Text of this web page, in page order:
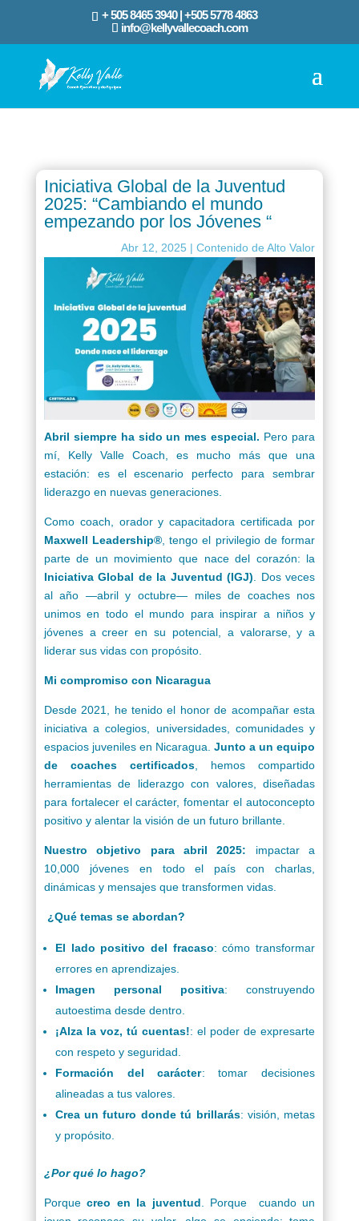
+ 505 8465 3940 | ‪+505 5778 4863‬
info@kellyvallecoach.com
Iniciativa Global de la Juventud
2025: “Cambiando el mundo
empezando por los Jóvenes “
Abr 12, 2025 |Contenido de Alto Valor
Abril siempre ha sido un mes especial. Pero para
mí, Kelly Valle Coach, es mucho más que una
estación: es el escenario perfecto para sembrar
liderazgo en nuevas generaciones.
Como coach, orador y capacitadora certificada por
Maxwell Leadership® , tengo el privilegio de formar
parte de un movimiento que nace del corazón: la
Iniciativa Global de la Juventud (IGJ) . Dos veces
al año —abril y octubre— miles de coaches nos
unimos en todo el mundo para inspirar a niños y
jóvenes a creer en su potencial, a valorarse, y a
liderar sus vidas con propósito.
Mi compromiso con Nicaragua
Desde 2021, he tenido el honor de acompañar esta
iniciativa a colegios, universidades, comunidades y
espacios juveniles en Nicaragua.Junto a un equipo
de coaches certificados , hemos compartido
herramientas de liderazgo con valores, diseñadas
para fortalecer el carácter, fomentar el autoconcepto
positivo y alentar la visión de un futuro brillante.
Nuestro objetivo para abril 2025: impactar a
10,000 jóvenes en todo el país con charlas,
dinámicas y mensajes que transformen vidas.
¿Qué temas se abordan?
El lado positivo del fracaso: cómo transformar
errores en aprendizajes.
Imagen personal positiva: construyendo
autoestima desde dentro.
¡Alza la voz, tú cuentas!: el poder de expresarte
con respeto y seguridad.
Formación del carácter: tomar decisiones
alineadas a tus valores.
Crea un futuro donde tú brillarás: visión, metas
y propósito.
¿Por qué lo hago?
Porquecreo en la juventud . Porque cuando un